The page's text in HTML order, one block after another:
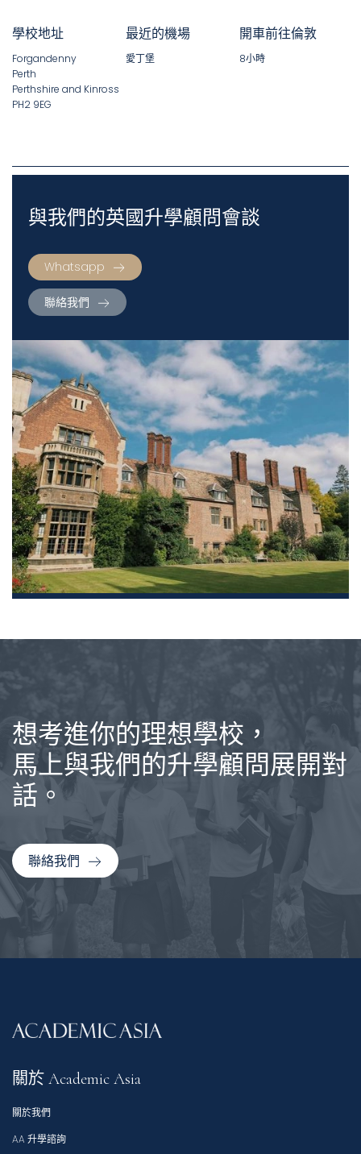
學校地址
Forgandenny
Perth
Perthshire and Kinross
PH2 9EG
最近的機場
愛丁堡
開車前往倫敦
8小時
與我們的英國升學顧問會談
Whatsapp
聯絡我們
想考進你的理想學校，
馬上與我們的升學顧問展開對
話。
聯絡我們
關於 Academic Asia
關於我們
AA 升學諮詢